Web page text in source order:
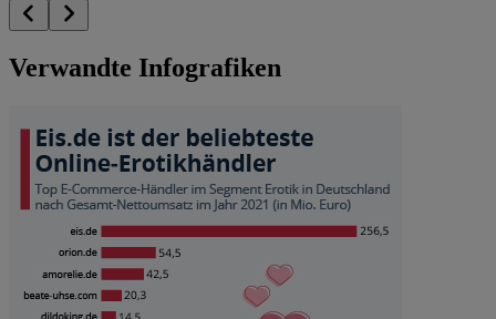
Verwandte Infografiken